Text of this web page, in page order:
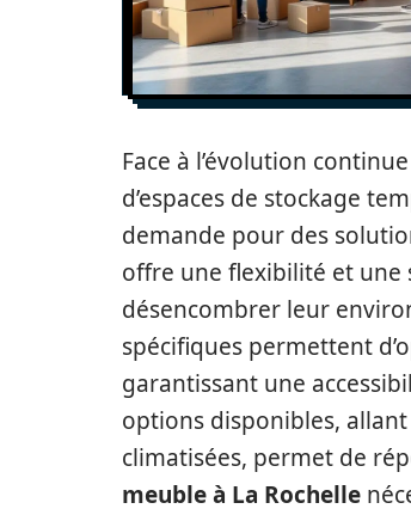
Face à l’évolution
d’espaces de stockage
demande pour des
offre une flexibilité et une
désencombrer leur
spécifiques permettent
garantissant une
options disponibles,
climatisées, permet de
meuble à La Rochelle